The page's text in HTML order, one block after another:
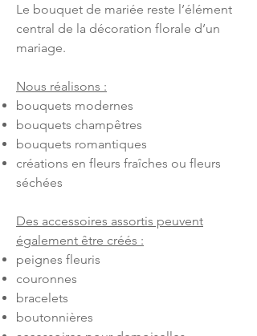
Le bouquet de mariée reste l’élément
central de la décoration florale d’un
mariage.
Nous réalisons :
bouquets modernes
bouquets champêtres
bouquets romantiques
créations en fleurs fraîches ou fleurs
séchées
Des accessoires assortis peuvent
également être créés :
peignes fleuris
couronnes
bracelets
boutonnières